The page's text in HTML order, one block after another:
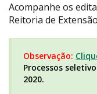
Acompanhe os
Reitoria de
Observação:
Processos
2020.